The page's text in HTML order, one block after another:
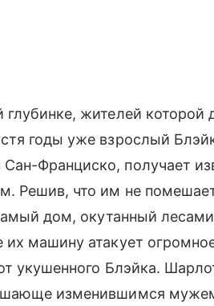
жителей которой
годы уже взрослый
Франциско, получает
Решив, что им не
дом, окутанный
машину атакует
укушенного Блэйка.
изменившимся